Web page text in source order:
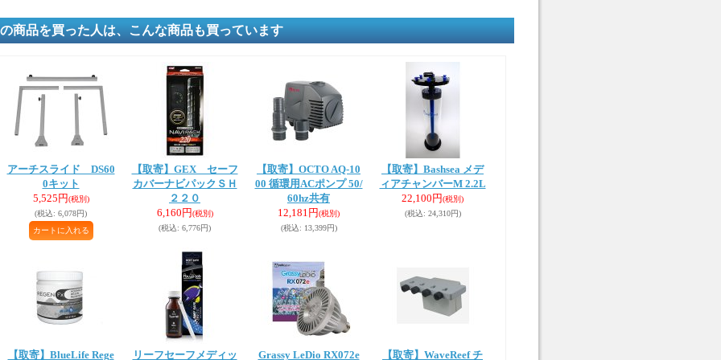
商品を買った人は、こんな商品も買っています
アーチスライド DS60
0キット
5,525円(税別)
(税込: 6,078円)
【取寄】GEX セーフ
カバーナビパックＳＨ
２２０
6,160円(税別)
(税込: 6,776円)
【取寄】OCTO AQ-10
00 循環用ACポンプ 50/
60hz共有
12,181円(税別)
(税込: 13,399円)
【取寄】Bashsea メデ
ィアチャンバーM 2.2L
22,100円(税別)
(税込: 24,310円)
【取寄】BlueLife Rege リーフセーフメディッ Grassy LeDio RX072e 【取寄】WaveReef チ